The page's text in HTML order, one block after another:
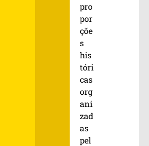
pro
por
çõe
s
his
tóri
cas
org
ani
zad
as
pel